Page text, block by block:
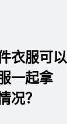
衣服可以
一起拿
况？